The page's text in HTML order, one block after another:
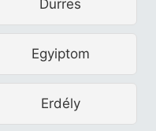
Durres
Egyiptom
Erdély